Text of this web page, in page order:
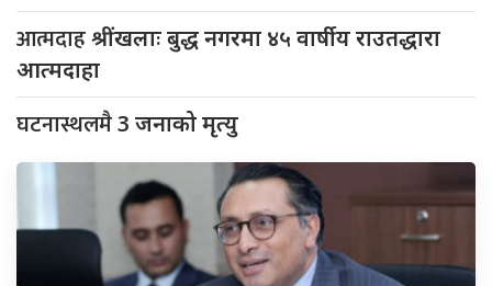
आत्मदाहश्रींखलाः बुद्ध नगरमा ४५ वार्षीय राउतद्धारा
आत्मदाहा
घटनास्थलमै3 जनाको मृत्यु